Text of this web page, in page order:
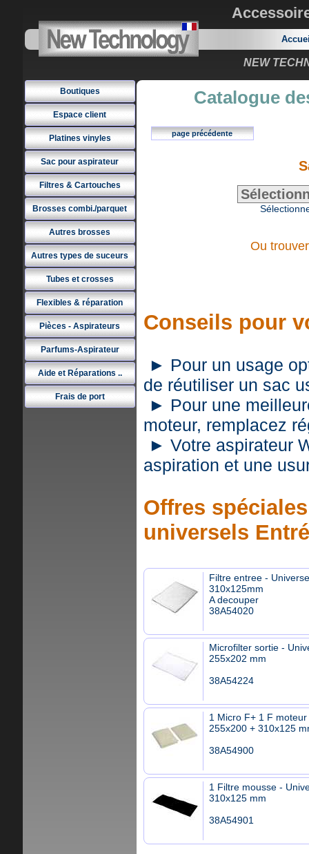
NEW
Boutiques
Espace client
Platines vinyles
Sac pour aspirateur
Filtres & Cartouches
Brosses combi./parquet
Autres brosses
Autres types de suceurs
Tubes et crosses
Flexibles & réparation
Pièces - Aspirateurs
Parfums-Aspirateur
Aide et Réparations ..
Frais de port
Catalogue
page précédente
Ou
Conseils pour
► Pour un usage
de réutiliser un sac
► Pour une
moteur, remplacez
► Votre aspirateur
aspiration et une
Offres
universels
Filtre entree -
310x125mm
A decouper
38A54020
Microfilter sortie -
255x202 mm
38A54224
1 Micro F+ 1 F
255x200 + 310x125
38A54900
1 Filtre mousse -
310x125 mm
38A54901